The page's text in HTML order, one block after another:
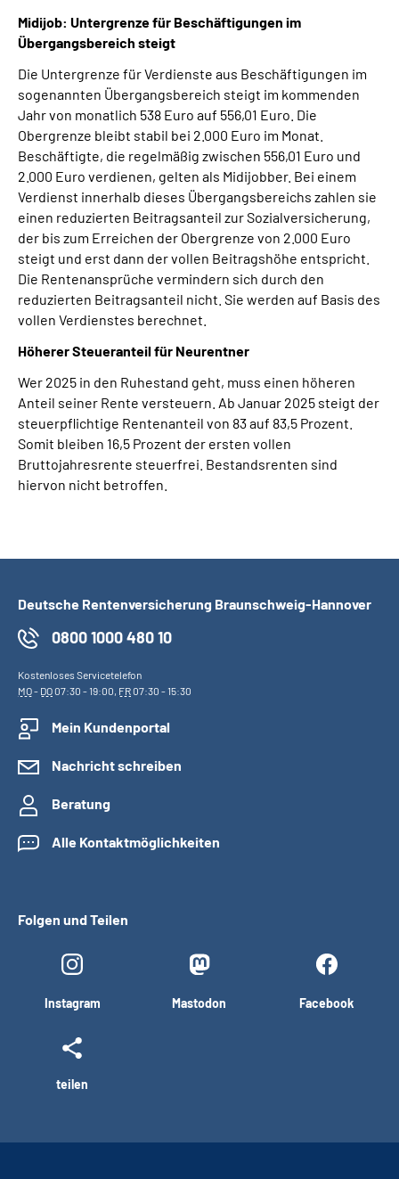
Midijob: Untergrenze für Beschäftigungen im
Übergangsbereich steigt
Die Untergrenze für Verdienste aus Beschäftigungen im
sogenannten Übergangsbereich steigt im kommenden
Jahr von monatlich 538 Euro auf 556,01 Euro. Die
Obergrenze bleibt stabil bei 2.000 Euro im Monat.
Beschäftigte, die regelmäßig zwischen 556,01 Euro und
2.000 Euro verdienen, gelten als Midijobber. Bei einem
Verdienst innerhalb dieses Übergangsbereichs zahlen sie
einen reduzierten Beitragsanteil zur Sozialversicherung,
der bis zum Erreichen der Obergrenze von 2.000 Euro
steigt und erst dann der vollen Beitragshöhe entspricht.
Die Rentenansprüche vermindern sich durch den
reduzierten Beitragsanteil nicht. Sie werden auf Basis des
vollen Verdienstes berechnet.
Höherer Steueranteil für Neurentner
Wer 2025 in den Ruhestand geht, muss einen höheren
Anteil seiner Rente versteuern. Ab Januar 2025 steigt der
steuerpflichtige Rentenanteil von 83 auf 83,5 Prozent.
Somit bleiben 16,5 Prozent der ersten vollen
Bruttojahresrente steuerfrei. Bestandsrenten sind
hiervon nicht betroffen.
Deutsche Rentenversicherung Braunschweig-Hannover
0800 1000 480 10
Kostenloses Servicetelefon
MO- DO07:30 - 19:00, FR07:30 - 15:30
Mein Kundenportal
Nachricht schreiben
Beratung
Alle Kontaktmöglichkeiten
Folgen und Teilen
Instagram Mastodon Facebook
teilen